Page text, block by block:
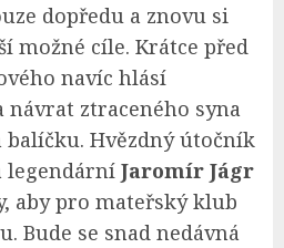
dopředu a znovu si
možné cíle. Krátce před
navíc hlásí
ztraceného syna
Hvězdný útočník
legendární Jaromír Jágr
aby pro mateřský klub
Bude se snad nedávná